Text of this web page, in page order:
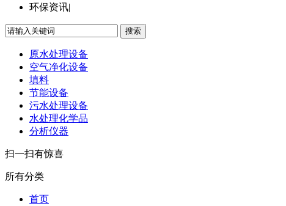
环保资讯|
搜索
原水处理设备
空气净化设备
填料
节能设备
污水处理设备
水处理化学品
分析仪器
扫一扫有惊喜
所有分类
首页